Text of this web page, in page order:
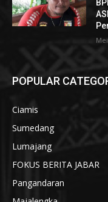
POPULAR
Ciamis
Sumedang
Lumajang
FOKUS BERITA JABAR
Pangandaran